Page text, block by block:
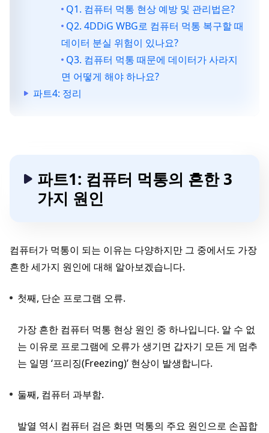
Q1. 컴퓨터 먹통 현상 예방 및 관리법은?
Q2. 4DDiG WBG로 컴퓨터 먹통 복구할 때
데이터 분실 위험이 있나요?
Q3. 컴퓨터 먹통 때문에 데이터가 사라지
면 어떻게 해야 하나요?
파트4: 정리
파트1: 컴퓨터 먹통의 흔한 3
가지 원인
컴퓨터가 먹통이 되는 이유는 다양하지만 그 중에서도 가장
흔한 세가지 원인에 대해 알아보겠습니다.
첫째, 단순 프로그램 오류.
가장 흔한 컴퓨터 먹통 현상 원인 중 하나입니다. 알 수 없
는 이유로 프로그램에 오류가 생기면 갑자기 모든 게 멈추
는 일명 ‘프리징(Freezing)’ 현상이 발생합니다.
둘째, 컴퓨터 과부함.
발열 역시 컴퓨터 검은 화면 먹통의 주요 원인으로 손꼽합